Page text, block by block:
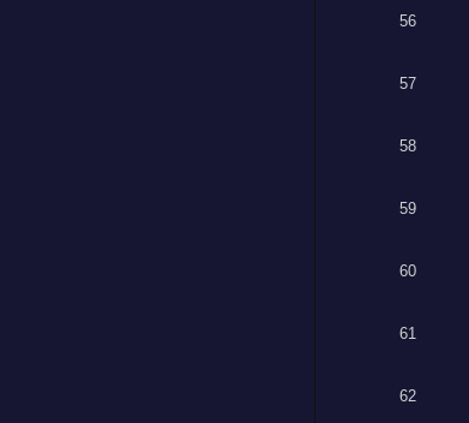
56
57
58
59
60
61
62